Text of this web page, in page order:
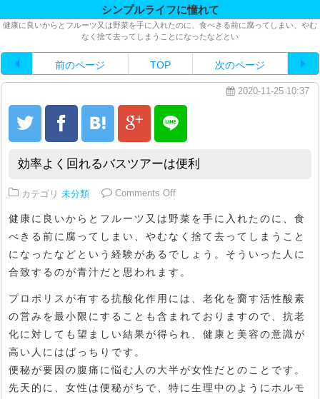
シンプルライフに憧れて
健康に良いからとフルーツ又は野菜を手に入れたのに、食べきる前に腐ってしまい、やむ
なく捨て去ってしまうことになったなどとい
前のページ TOP 次のページ
2020-11-25 10:37
効率よく回れるバスツアーは便利
カテゴリ 未分類 Comments Offon 効率よく回れるバスツアーは便
健康に良いからとフルーツ又は野菜を手に入れたのに、食
べきる前に腐ってしまい、やむなく捨て去ってしまうこと
になったなどという経験があるでしょう。そういった人に
合致するのが青汁だと思われます。
プロポリスが有する抗酸化作用には、老化を齎す活性酸素
の営みを最小限にすることも含まれておりますので、抗老
化に対しても望ましい結果が得られ、健康と美容の意識が
高い人にはばっちりです。
便秘が要因の腹痛に悩む人の大半が女性だとのことです。
先天的に、女性は便秘がちで、特に生理中のようにホルモ